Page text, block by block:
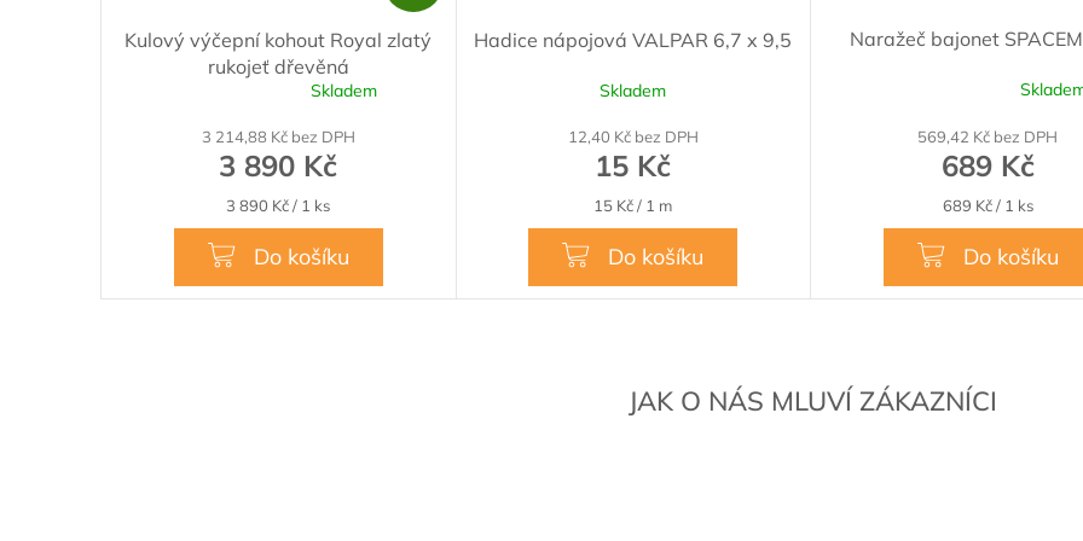
JAK O NÁS MLUVÍ ZÁKAZNÍCI
A
R
Kulový výčepní kohout Royal zlatý
rukojeť dřevěná
Skladem
3 214,88 Kč bez DPH
3 890 Kč
Měrná
cena:
3 890 Kč / 1 ks
Do košíku
Hadice nápojová VALPAR 6,7 x 9,5
Skladem
12,40 Kč bez DPH
15 Kč
Měrná
cena:
15 Kč / 1 m
Do košíku
Naražeč bajonet
569,42 Kč bez DPH
689 Kč
Měrná
cena:
689 Kč / 1 ks
Do košíku